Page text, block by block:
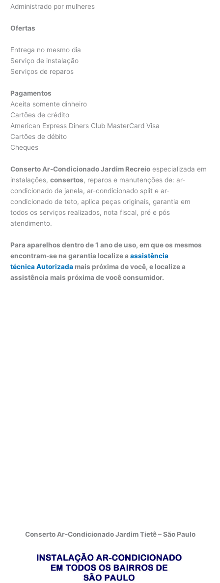
Administrado por mulheres
Ofertas
Entrega no mesmo dia
Serviço de instalação
Serviços de reparos
Pagamentos
Aceita somente dinheiro
Cartões de crédito
American Express Diners Club MasterCard Visa
Cartões de débito
Cheques
Conserto Ar-Condicionado Jardim Recreio especializada em
instalações,consertos, reparos e manutenções de: ar-
condicionado de janela, ar-condicionado split e ar-
condicionado de teto, aplica peças originais, garantia em
todos os serviços realizados, nota fiscal, pré e pós
atendimento.
Para aparelhos dentro de 1 ano de uso, em que os mesmos
encontram-se na garantia localize aassistência
técnica Autorizada mais próxima de você, e localize a
assistência mais próxima de você consumidor.
Conserto Ar-Condicionado Jardim Tietê – São Paulo